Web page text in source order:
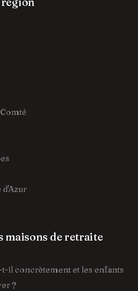
maisons de retraite
t-il concrètement et les enfants
?